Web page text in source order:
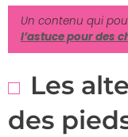
Un contenu qui
l’astuce pour des
Les
des